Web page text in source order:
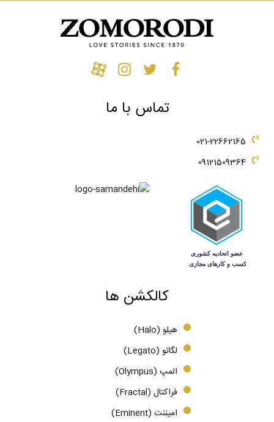
تماس با ما
021-22662165
09121509364
کالکشن ها
هیلو (Halo)
لگاتو (Legato)
المپ (Olympus)
فراکتال (Fractal)
امیننت (Eminent)